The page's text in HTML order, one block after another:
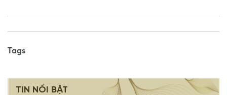
Tags
TIN NỔI BẬT